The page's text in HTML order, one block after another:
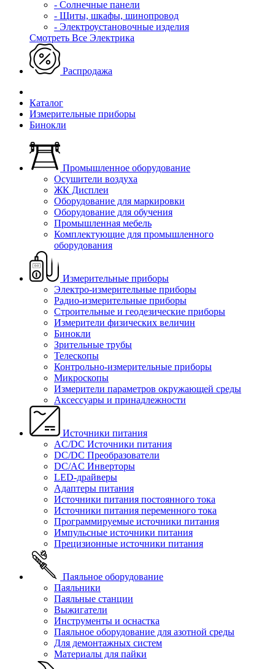
- Солнечные панели
- Щиты, шкафы, шинопровод
- Электроустановочные изделия
Смотреть Все Электрика
Распродажа
Каталог
Измерительные приборы
Бинокли
Промышленное оборудование
Осушители воздуха
ЖК Дисплеи
Оборудование для маркировки
Оборудование для обучения
Промышленная мебель
Комплектующие для промышленного
оборудования
Измерительные приборы
Электро-измерительные приборы
Радио-измерительные приборы
Строительные и геодезические приборы
Измерители физических величин
Бинокли
Зрительные трубы
Телескопы
Контрольно-измерительные приборы
Микроскопы
Измерители параметров окружающей среды
Аксессуары и принадлежности
Источники питания
AC/DC Источники питания
DC/DC Преобразователи
DC/AC Инверторы
LED-драйверы
Адаптеры питания
Источники питания постоянного тока
Источники питания переменного тока
Программируемые источники питания
Импульсные источники питания
Прецизионные источники питания
Паяльное оборудование
Паяльники
Паяльные станции
Выжигатели
Инструменты и оснастка
Паяльное оборудование для азотной среды
Для демонтажных систем
Материалы для пайки